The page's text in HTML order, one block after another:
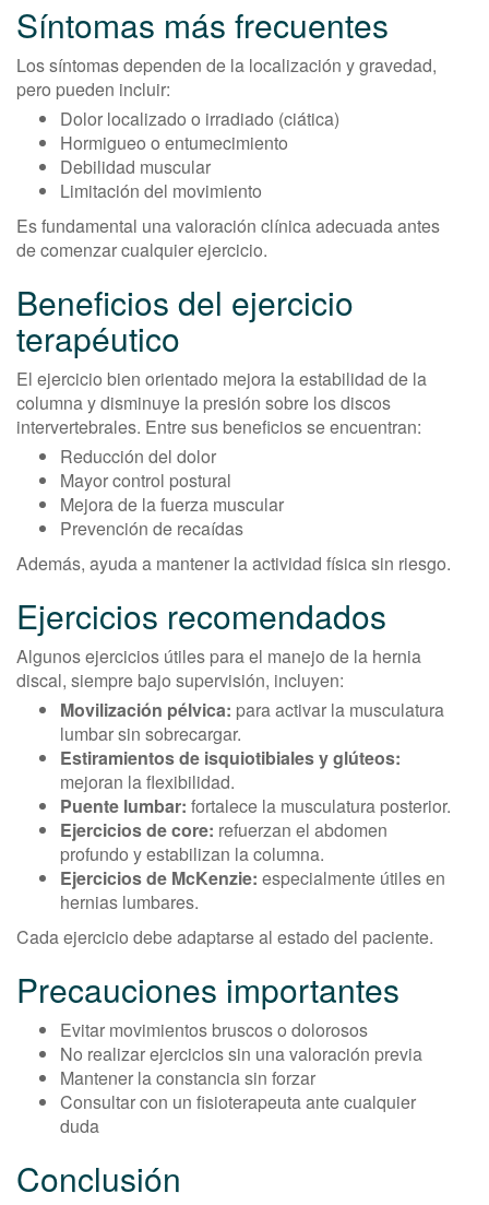
Síntomas más frecuentes
Los síntomas dependen de la localización y gravedad,
pero pueden incluir:
Dolor localizado o irradiado (ciática)
Hormigueo o entumecimiento
Debilidad muscular
Limitación del movimiento
Es fundamental una valoración clínica adecuada antes
de comenzar cualquier ejercicio.
Beneficios del ejercicio
terapéutico
El ejercicio bien orientado mejora la estabilidad de la
columna y disminuye la presión sobre los discos
intervertebrales. Entre sus beneficios se encuentran:
Reducción del dolor
Mayor control postural
Mejora de la fuerza muscular
Prevención de recaídas
Además, ayuda a mantener la actividad física sin riesgo.
Ejercicios recomendados
Algunos ejercicios útiles para el manejo de la hernia
discal, siempre bajo supervisión, incluyen:
Movilización pélvica: para activar la musculatura
lumbar sin sobrecargar.
Estiramientos de isquiotibiales y glúteos:
mejoran la flexibilidad.
Puente lumbar: fortalece la musculatura posterior.
Ejercicios de core: refuerzan el abdomen
profundo y estabilizan la columna.
Ejercicios de McKenzie: especialmente útiles en
hernias lumbares.
Cada ejercicio debe adaptarse al estado del paciente.
Precauciones importantes
Evitar movimientos bruscos o dolorosos
No realizar ejercicios sin una valoración previa
Mantener la constancia sin forzar
Consultar con un fisioterapeuta ante cualquier
duda
Conclusión